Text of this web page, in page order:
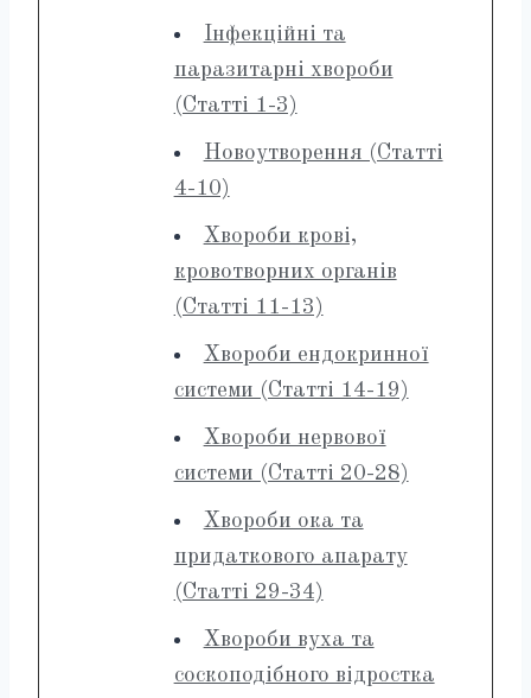
Інфекційні та
паразитарні хвороби
(Статті 1-3)
Новоутворення (Статті
4-10)
Хвороби крові,
кровотворних органів
(Статті 11-13)
Хвороби ендокринної
системи (Статті 14-19)
Хвороби нервової
системи (Статті 20-28)
Хвороби ока та
придаткового апарату
(Статті 29-34)
Хвороби вуха та
соскоподібного відростка